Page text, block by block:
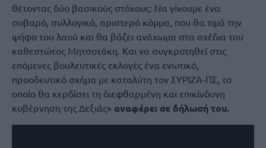
θέτοντας δύο βασικούς στόχους: Να γίνουμε ένα
σοβαρό, συλλογικό, αριστερό κόμμα, που θα τιμά την
ψήφο του λαού και θα βάζει ανάχωμα στα σχέδια του
καθεστώτος Μητσοτάκη. Και να συγκροτηθεί στις
επόμενες βουλευτικές εκλογές ένα ενωτικό,
προοδευτικό σχήμα με καταλύτη τον ΣΥΡΙΖΑ-ΠΣ, το
οποίο θα κερδίσει τη διεφθαρμένη και επικίνδυνη
κυβέρνηση της Δεξιάς» αναφέρει σε δήλωσή του.